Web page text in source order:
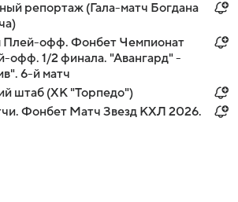
репортаж (Гала-матч Богдана
Плей-офф. Фонбет Чемпионат
офф. 1/2 финала. "Авангард" -
6-й матч
штаб (ХК "Торпедо")
Фонбет Матч Звезд КХЛ 2026.